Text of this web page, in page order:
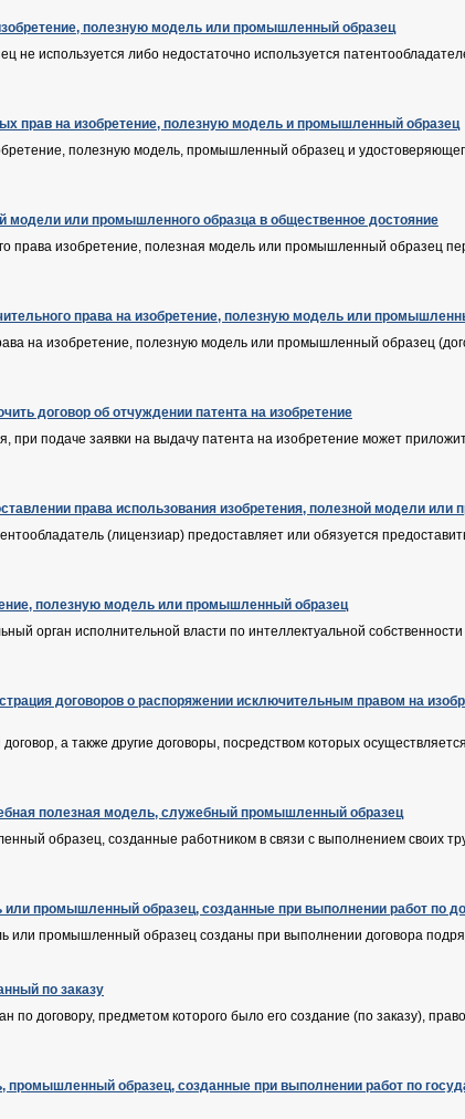
полезную модель или промышленный образец
используется либо недостаточно используется
прав на изобретение, полезную модель и промышленный образец
полезную модель, промышленный образец и
модели или промышленного образца в общественное достояние
права изобретение, полезная модель или промышленный образец
права на изобретение, полезную модель или
на изобретение, полезную модель или промышленный образец
договор об отчуждении патента на изобретение
при подаче заявки на выдачу патента на изобретение может
права использования изобретения, полезной модели или
(лицензиар) предоставляет или обязуется
полезную модель или промышленный образец
орган исполнительной власти по интеллектуальной
договоров о распоряжении исключительным правом на
а также другие договоры, посредством которых
полезная модель, служебный промышленный образец
образец, созданные работником в связи с выполнением своих
промышленный образец, созданные при выполнении работ по
или промышленный образец созданы при выполнении договора
по заказу
по договору, предметом которого было его создание (по заказу),
промышленный образец, созданные при выполнении работ по